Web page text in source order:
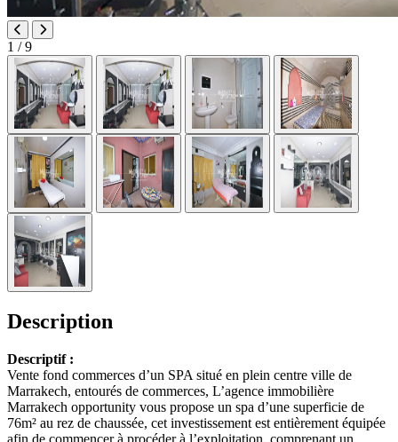
1 / 9
Description
Descriptif :
Vente fond commerces d’un SPA situé en plein centre ville de
Marrakech, entourés de commerces, L’agence immobilière
Marrakech opportunity vous propose un spa d’une superficie de
76m² au rez de chaussée, cet investissement est entièrement équipée
afin de commencer à procéder à l’exploitation, comprenant un